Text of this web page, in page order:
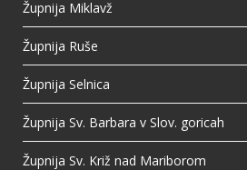
Župnija Miklavž
Župnija Ruše
Župnija Selnica
Župnija Sv. Barbara v Slov. goricah
Župnija Sv. Križ nad Mariborom